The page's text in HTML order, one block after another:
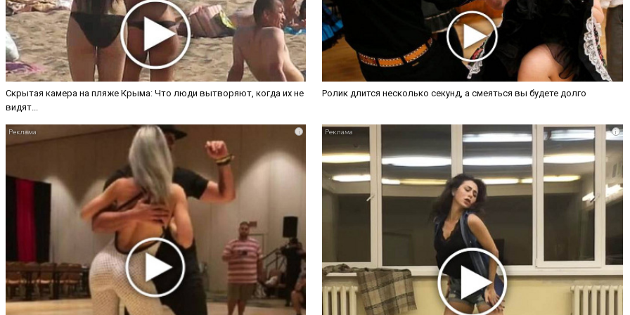
Скрытая камера на пляже Крыма: Что люди вытворяют, когда их не
видят...
Ролик длится несколько секунд, а смеяться вы будете долго
i i